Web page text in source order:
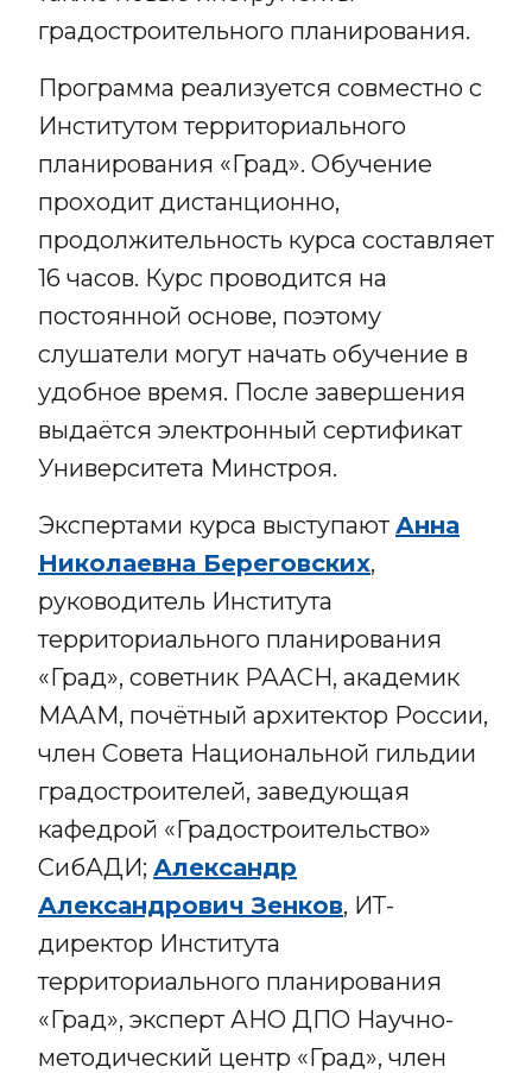
градостроительного планирования.
Программа реализуется совместно с
Институтом территориального
планирования «Град». Обучение
проходит дистанционно,
продолжительность курса составляет
16 часов. Курс проводится на
постоянной основе, поэтому
слушатели могут начать обучение в
удобное время. После завершения
выдаётся электронный сертификат
Университета Минстроя.
Экспертами курса выступаютАнна
Николаевна Береговских,
руководитель Института
территориального планирования
«Град», советник РААСН, академик
МААМ, почётный архитектор России,
член Совета Национальной гильдии
градостроителей, заведующая
кафедрой «Градостроительство»
СибАДИ; Александр
Александрович Зенков, ИТ-
директор Института
территориального планирования
«Град», эксперт АНО ДПО Научно-
методический центр «Град», член